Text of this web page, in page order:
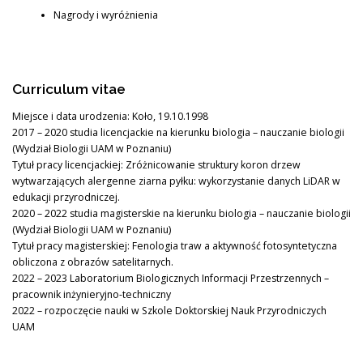
Nagrody i wyróżnienia
Curriculum vitae
Miejsce i data urodzenia: Koło, 19.10.1998
2017 – 2020 studia licencjackie na kierunku biologia – nauczanie biologii
(Wydział Biologii UAM w Poznaniu)
Tytuł pracy licencjackiej: Zróżnicowanie struktury koron drzew
wytwarzających alergenne ziarna pyłku: wykorzystanie danych LiDAR w
edukacji przyrodniczej.
2020 – 2022 studia magisterskie na kierunku biologia – nauczanie biologii
(Wydział Biologii UAM w Poznaniu)
Tytuł pracy magisterskiej: Fenologia traw a aktywność fotosyntetyczna
obliczona z obrazów satelitarnych.
2022 – 2023 Laboratorium Biologicznych Informacji Przestrzennych –
pracownik inżynieryjno-techniczny
2022 – rozpoczęcie nauki w Szkole Doktorskiej Nauk Przyrodniczych
UAM